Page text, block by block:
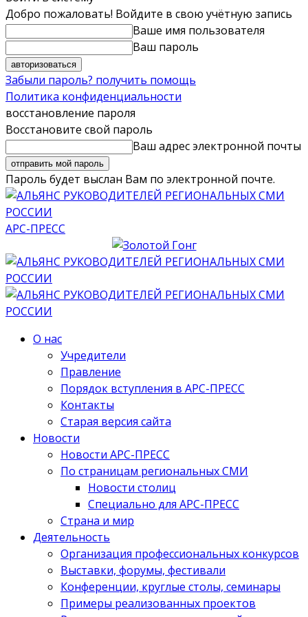
Добро пожаловать! Войдите в свою учётную запись
Ваше имя пользователя
Ваш пароль
Забыли пароль? получить помощь
Политика конфиденциальности
восстановление пароля
Восстановите свой пароль
Ваш адрес электронной почты
Пароль будет выслан Вам по электронной почте.
АРС-ПРЕСС
О нас
Учредители
Правление
Порядок вступления в АРС-ПРЕСС
Контакты
Старая версия сайта
Новости
Новости АРС-ПРЕСС
По страницам региональных СМИ
Новости столиц
Специально для АРС-ПРЕСС
Страна и мир
Деятельность
Организация профессиональных конкурсов
Выставки, форумы, фестивали
Конференции, круглые столы, семинары
Примеры реализованных проектов